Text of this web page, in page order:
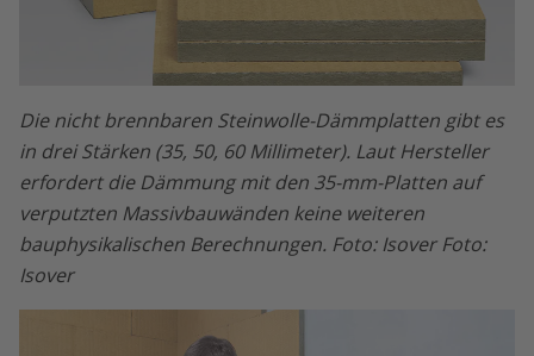
Die nicht brennbaren Steinwolle-Dämmplatten gibt es
in drei Stärken (35, 50, 60 Millimeter). Laut Hersteller
erfordert die Dämmung mit den 35-mm-Platten auf
verputzten Massivbauwänden keine weiteren
bauphysikalischen Berechnungen. Foto: Isover Foto:
Isover